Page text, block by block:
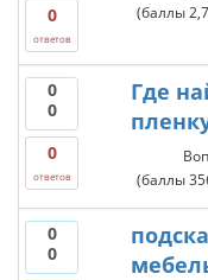
0
ответов
(баллы
0
0
0
ответов
Где
(баллы
0
0